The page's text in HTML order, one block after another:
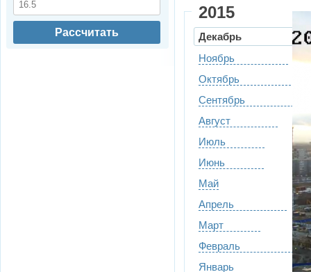
2015
Декабрь
Ноябрь
Октябрь
Сентябрь
Август
Июль
Июнь
Май
Апрель
Март
Февраль
Январь
Рассчитать